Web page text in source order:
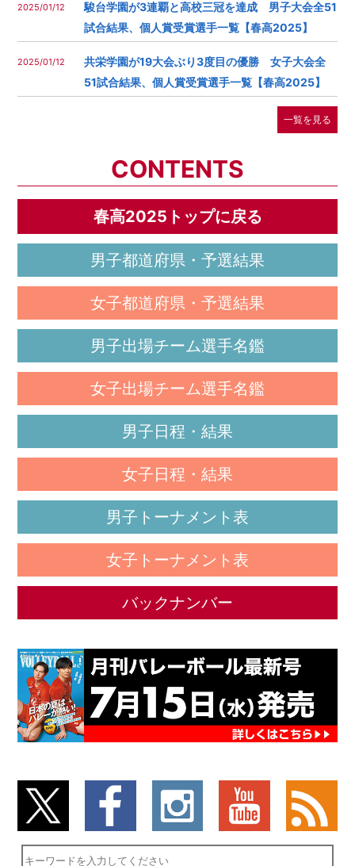
2025/01/12
駿台学園が3連覇と高校三冠を達成 男子大会全51
試合結果、個人賞受賞選手一覧【春高2025】
2025/01/12
共栄学園が19大会ぶり3度目の優勝 女子大会全
51試合結果、個人賞受賞選手一覧【春高2025】
一覧を見る
CONTENTS
春高2025トップに戻る
男子都道府県・予選結果
女子都道府県・予選結果
男子出場チーム選手名鑑
女子出場チーム選手名鑑
男子日程・結果
女子日程・結果
男子トーナメント表
女子トーナメント表
バックナンバー